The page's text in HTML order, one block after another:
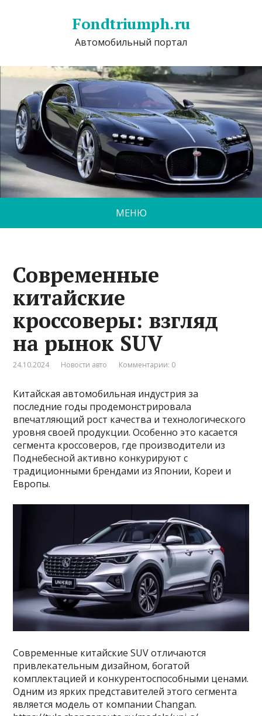
Fondtriumph.ru
Автомобильный портал
МЕНЮ
Современные
китайские
кроссоверы: взгляд
на рынок SUV
24.10.2024 Новости авто Комментарии: 0
Китайская автомобильная индустрия за
последние годы продемонстрировала
впечатляющий рост качества и технологического
уровня своей продукции. Особенно это касается
сегмента кроссоверов, где производители из
Поднебесной активно конкурируют с
традиционными брендами из Японии, Кореи и
Европы.
Современные китайские SUV отличаются
привлекательным дизайном, богатой
комплектацией и конкурентоспособными ценами.
Одним из ярких представителей этого сегмента
является модель от компании Changan.